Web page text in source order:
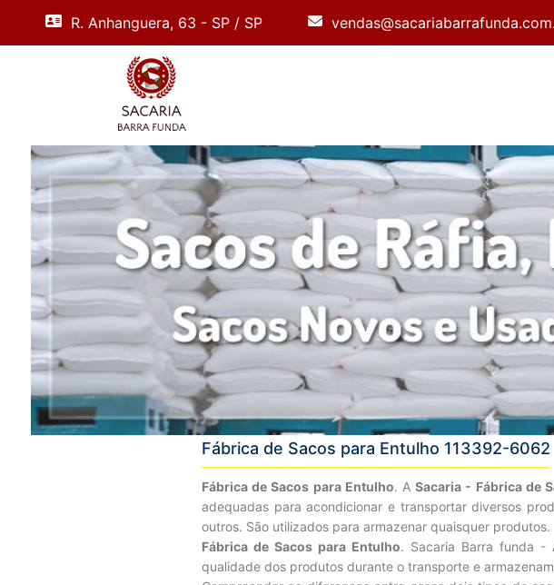
R. Anhanguera, 63 - SP / SP
Fábrica de Sacos para Entulho 113392-6062
Fábrica de Sacos para Entulho. ASacaria - Fábrica de
adequadas para acondicionar e transportar diversos
outros. São utilizados para armazenar quaisquer produtos.
Fábrica de Sacos para Entulho. Sacaria Barra funda -
qualidade dos produtos durante o transporte e